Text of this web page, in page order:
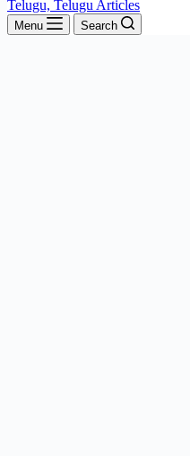
Menu Search